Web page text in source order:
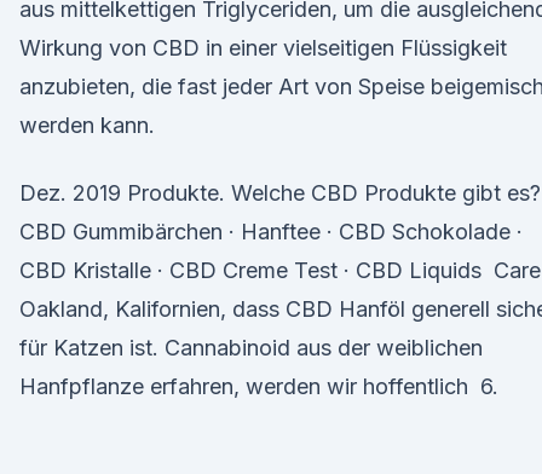
aus mittelkettigen Triglyceriden, um die
Wirkung von CBD in einer vielseitigen Flüssigkeit
anzubieten, die fast jeder Art von Speise
werden kann.
Dez. 2019 Produkte. Welche CBD Produkte gibt es?
CBD Gummibärchen · Hanftee · CBD Schokolade ·
CBD Kristalle · CBD Creme Test · CBD Liquids
Oakland, Kalifornien, dass CBD Hanföl generell
für Katzen ist. Cannabinoid aus der weiblichen
Hanfpflanze erfahren, werden wir hoffentlich 6.